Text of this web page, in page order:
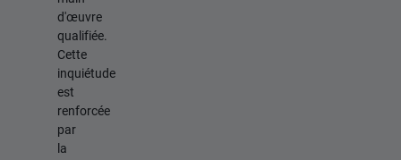
d'œuvre
qualifiée.
Cette
inquiétude
est
renforcée
par
la